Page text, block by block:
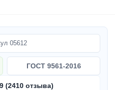
05612
ГОСТ 9561-2016
(2410 отзыва)